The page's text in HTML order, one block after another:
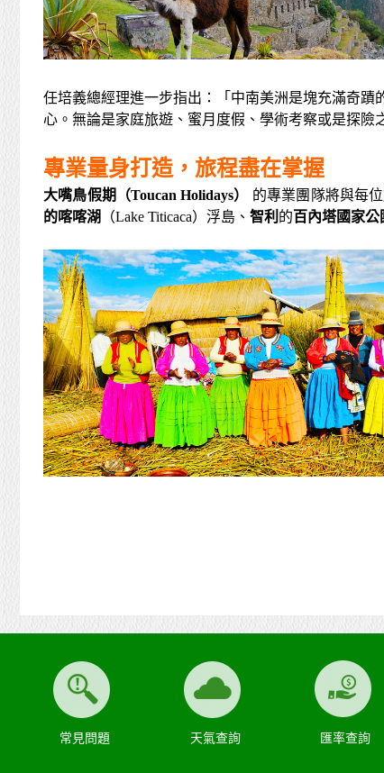
任培義總經理進一步指出：「中南美洲是塊充滿奇
心。無論是家庭旅遊、蜜月度假、學術考察或是探險
專業量身打造，旅程盡在掌握
大嘴鳥假期（Toucan Holidays） 的專業團隊將與每
的喀喀湖
（Lake Titicaca）浮島、 智利 的百內塔國家公
常見問題 天氣查詢 匯率查詢